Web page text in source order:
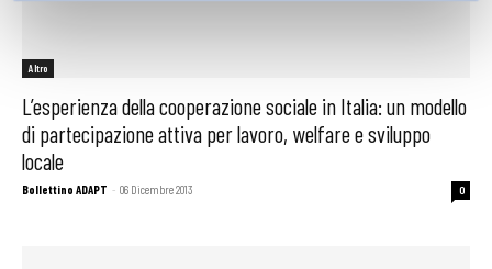
Altro
L’esperienza della cooperazione sociale in Italia: un modello
di partecipazione attiva per lavoro, welfare e sviluppo
locale
Bollettino ADAPT - 06 Dicembre 2013 0